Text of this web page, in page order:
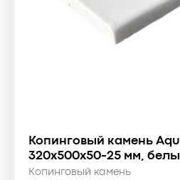
Копинговый камень
320x500x50-25 мм,
Копинговый камень